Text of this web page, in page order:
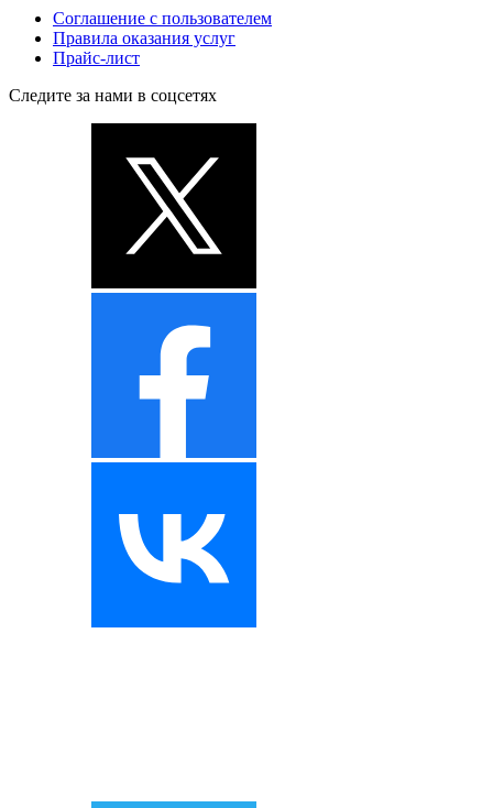
Соглашение с пользователем
Правила оказания услуг
Прайс-лист
Следите за нами в соцсетях